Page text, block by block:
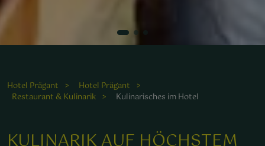
für ein unvergessliches Geschmackserlebnis.
Hotel Prägant
Hotel Prägant
Restaurant & Kulinarik
Kulinarisches im Hotel